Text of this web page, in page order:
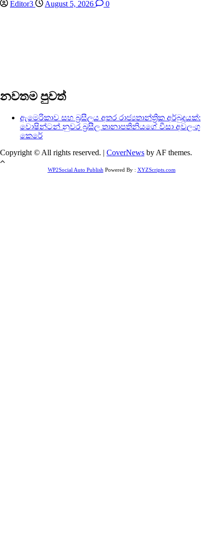
Editor3 August 5, 2026 0
නවතම පුවත්
ඇමෙරිකාව සහ බ්‍රසීලය අතර රාජ්‍යතාන්ත්‍රික අර්බුදයක්:
වොෂින්ටන් නුවර බ්‍රසීල තානාපතිනියගේ වීසා අවලංගු
කෙරේ
Copyright © All rights reserved. | CoverNews by AF themes.
WP2Social Auto Publish Powered By : XYZScripts.com